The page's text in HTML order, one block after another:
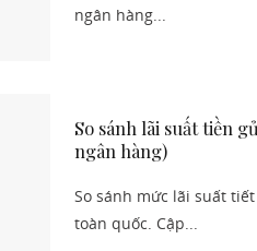
ngân hàng...
So sánh lãi suất tiền
ngân hàng)
So sánh mức lãi suất
toàn quốc. Cập...